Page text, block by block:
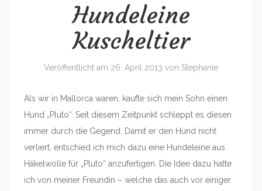
Hundeleine
Kuscheltier
Veröffentlicht am 26. April 2013 von Stephanie
Als wir in Mallorca waren, kaufte sich mein Sohn einen
Hund „Pluto“. Seit diesem Zeitpunkt schleppt es diesen
immer durch die Gegend. Damit er den Hund nicht
verliert, entschied ich mich dazu eine Hundeleine aus
Häkelwolle für „Pluto“ anzufertigen. Die Idee dazu hatte
ich von meiner Freundin – welche das auch vor einiger